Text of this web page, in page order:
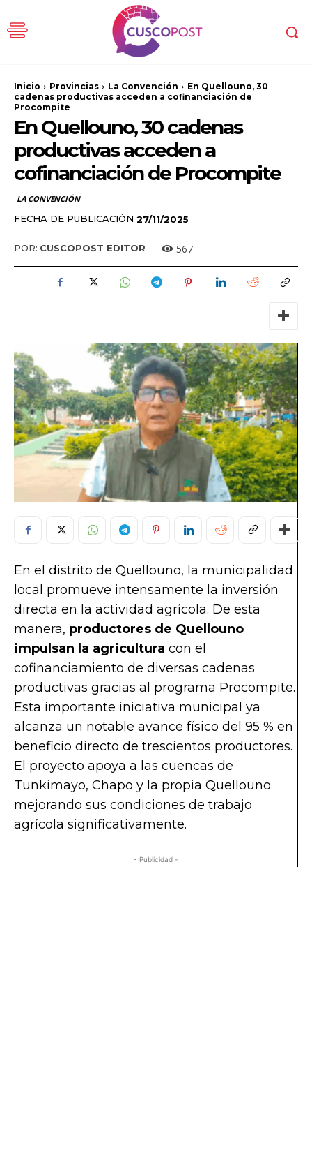
Inicio Provincias La Convención
En Quellouno, 30
cadenas productivas acceden a cofinanciación de
Procompite
En Quellouno, 30 cadenas
productivas acceden a
cofinanciación de Procompite
LA CONVENCIÓN
FECHA DE PUBLICACIÓN 27/11/2025
POR: CUSCOPOST EDITOR 567
En el distrito de Quellouno, la municipalidad
local promueve intensamente la inversión
directa en la actividad agrícola. De esta
manera, productores de Quellouno
impulsan la agricultura con el
cofinanciamiento de diversas cadenas
productivas gracias al programa Procompite.
Esta importante iniciativa municipal ya
alcanza un notable avance físico del 95 % en
beneficio directo de trescientos productores.
El proyecto apoya a las cuencas de
Tunkimayo, Chapo y la propia Quellouno
mejorando sus condiciones de trabajo
agrícola significativamente.
- Publicidad -